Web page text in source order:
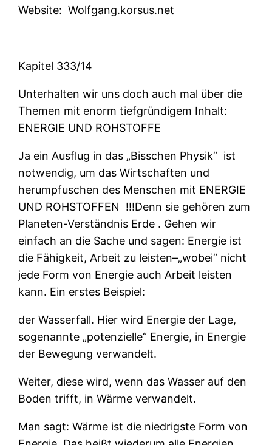
Website:Wolfgang.korsus.net
Kapitel 333/14
Unterhalten wir uns doch auch mal über die
Themen mit enorm tiefgründigem Inhalt:
ENERGIE UND ROHSTOFFE
Ja ein Ausflug in das „Bisschen Physik“ ist
notwendig, um das Wirtschaften und
herumpfuschen des Menschen mit ENERGIE
UND ROHSTOFFEN ‬ !!!Denn sie gehören zum
Planeten-Verständnis Erde . Gehen wir
einfach an die Sache und sagen: Energie ist
die Fähigkeit, Arbeit zu leisten–„wobei“ nicht
jede Form von Energie auch Arbeit leisten
kann. Ein erstes Beispiel:
der Wasserfall. Hier wird Energie der Lage,
sogenannte „potenzielle“ Energie, in Energie
der Bewegung verwandelt.
Weiter, diese wird, wenn das Wasser auf den
Boden trifft, in Wärme verwandelt.
Man sagt: Wärme ist die niedrigste Form von